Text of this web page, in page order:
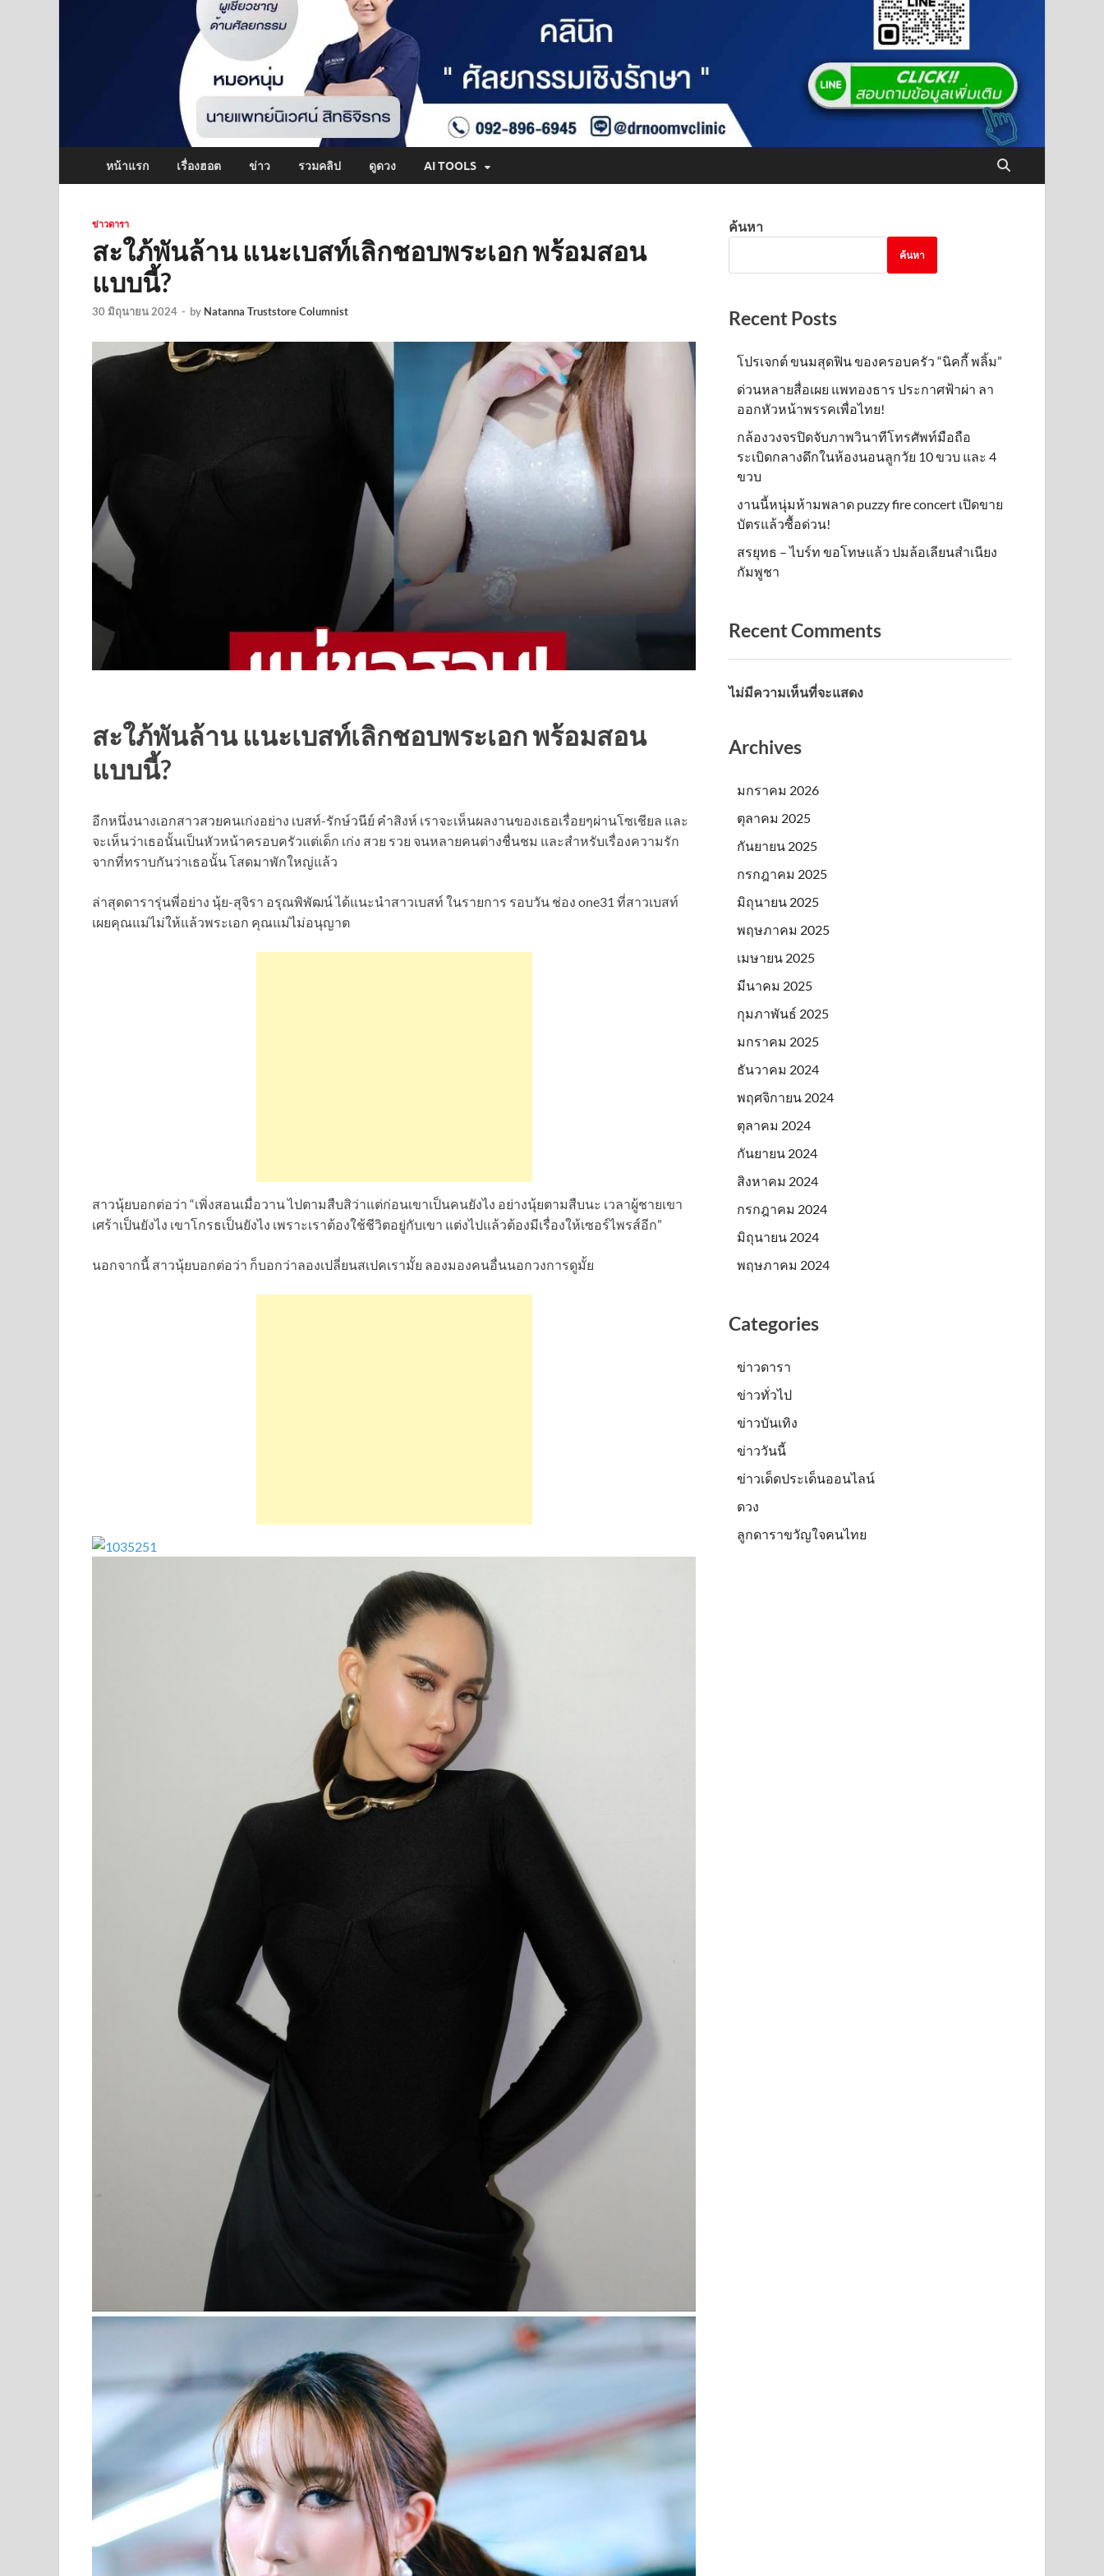
หน้าแรก เรื่องฮอต ข่าว รวมคลิป ดูดวง AI TOOLS
ข่าวดารา
สะใภ้พันล้าน แนะเบสท์เลิกชอบพระเอก พร้อมสอน
แบบนี้?
30 มิถุนายน 2024 - by Natanna Truststore Columnist
สะใภ้พันล้าน แนะเบสท์เลิกชอบพระเอก พร้อมสอน
แบบนี้?
อีกหนึ่งนางเอกสาวสวยคนเก่งอย่าง เบสท์-รักษ์วนีย์ คำสิงห์ เราจะเห็นผลงานของเธอเรื่อยๆผ่านโซเชียล และ
จะเห็นว่าเธอนั้นเป็นหัวหน้าครอบครัวแต่เด็ก เก่ง สวย รวย จนหลายคนต่างชื่นชม และสำหรับเรื่องความรัก
จากที่ทราบกันว่าเธอนั้น โสดมาพักใหญ่แล้ว
ล่าสุดดารารุ่นพี่อย่าง นุ้ย-สุจิรา อรุณพิพัฒน์ ได้แนะนำสาวเบสท์ ในรายการ รอบวัน ช่อง one31 ที่สาวเบสท์
เผยคุณแม่ไม่ให้แล้วพระเอก คุณแม่ไม่อนุญาต
สาวนุ้ยบอกต่อว่า “เพิ่งสอนเมื่อวาน ไปตามสืบสิว่าแต่ก่อนเขาเป็นคนยังไง อย่างนุ้ยตามสืบนะ เวลาผู้ชายเขา
เศร้าเป็นยังไง เขาโกรธเป็นยังไง เพราะเราต้องใช้ชีวิตอยู่กับเขา แต่งไปแล้วต้องมีเรื่องให้เซอร์ไพรส์อีก”
นอกจากนี้ สาวนุ้ยบอกต่อว่า ก็บอกว่าลองเปลี่ยนสเปคเรามั้ย ลองมองคนอื่นนอกวงการดูมั้ย
ค้นหา
ค้นหา
Recent Posts
โปรเจกต์ ขนมสุดฟิน ของครอบครัว “นิคกี้ พลิ้ม”
ด่วนหลายสื่อเผย แพทองธาร ประกาศฟ้าผ่า ลา
ออกหัวหน้าพรรคเพื่อไทย!
กล้องวงจรปิดจับภาพวินาทีโทรศัพท์มือถือ
ระเบิดกลางดึกในห้องนอนลูกวัย 10 ขวบ และ 4
ขวบ
งานนี้หนุ่มห้ามพลาด puzzy fire concert เปิดขาย
บัตรแล้วซื้อด่วน!
สรยุทธ – ไบร์ท ขอโทษแล้ว ปมล้อเลียนสำเนียง
กัมพูชา
Recent Comments
ไม่มีความเห็นที่จะแสดง
Archives
มกราคม 2026
ตุลาคม 2025
กันยายน 2025
กรกฎาคม 2025
มิถุนายน 2025
พฤษภาคม 2025
เมษายน 2025
มีนาคม 2025
กุมภาพันธ์ 2025
มกราคม 2025
ธันวาคม 2024
พฤศจิกายน 2024
ตุลาคม 2024
กันยายน 2024
สิงหาคม 2024
กรกฎาคม 2024
มิถุนายน 2024
พฤษภาคม 2024
Categories
ข่าวดารา
ข่าวทั่วไป
ข่าวบันเทิง
ข่าววันนี้
ข่าวเด็ดประเด็นออนไลน์
ดวง
ลูกดาราขวัญใจคนไทย